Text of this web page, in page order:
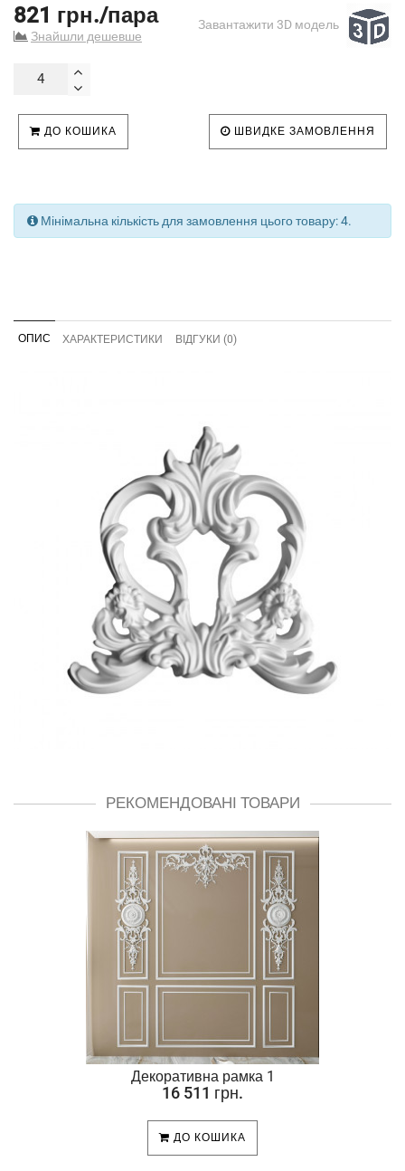
821 грн./пара
Знайшли дешевше
Завантажити 3D модель
ДО КОШИКА ШВИДКЕ ЗАМОВЛЕННЯ
Мінімальна кількість для замовлення цього товару: 4.
ОПИС ХАРАКТЕРИСТИКИ ВІДГУКИ (0)
РЕКОМЕНДОВАНІ ТОВАРИ
Декоративна рамка 1
16 511 грн.
ДО КОШИКА